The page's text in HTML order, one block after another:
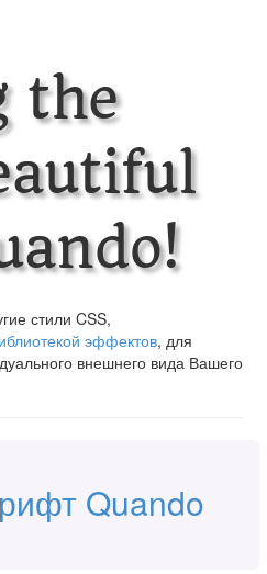
the
стили CSS,
эффектов, для
внешнего вида Вашего
Quando